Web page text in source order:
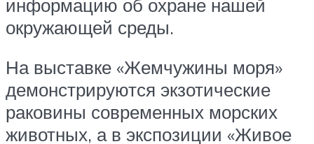
информацию об охране нашей
окружающей среды.
На выставке «Жемчужины моря»
демонстрируются экзотические
раковины современных морских
животных, а в экспозиции «Живое